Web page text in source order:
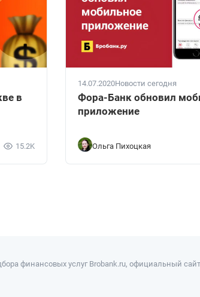
в
15.2K
14.07.2020Новости сегодня
Фора-Банк обновил
приложение
Ольга Пихоцкая
финансовых услуг Brobank.ru, официальный